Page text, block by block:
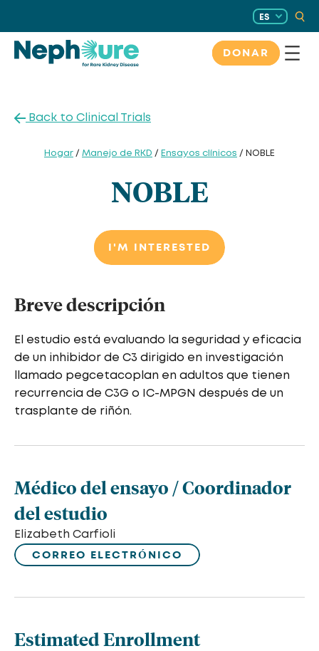
contenido
ES
DONAR
Back to Clinical Trials
Hogar / Manejo de RKD / Ensayos clínicos / NOBLE
NOBLE
I'M INTERESTED
Breve descripción
El estudio está evaluando la seguridad y eficacia
de un inhibidor de C3 dirigido en investigación
llamado pegcetacoplan en adultos que tienen
recurrencia de C3G o IC-MPGN después de un
trasplante de riñón.
Médico del ensayo / Coordinador
del estudio
Elizabeth Carfioli
CORREO ELECTRÓNICO
Estimated Enrollment